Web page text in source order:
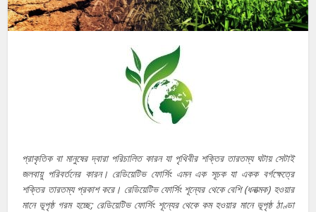
প্রাকৃতিক বা মানুষের দ্বারা পরিচালিত কারন যা পৃথিবীর শক্তির তারতম্য ঘটায় সেটাই
জলবায়ু পরিবর্তনের কারন। রেডিয়েটিভ ফোর্সিং এমন এক সূচক যা একক বর্গক্ষেত্রে
শক্তির তারতম্য প্রকাশ করে। রেডিয়েটিভ ফোর্সিং শূন্যের থেকে বেশি (ধনাত্মক) হওয়ার
মানে ভূপৃষ্ঠ গরম হচ্ছে; রেডিয়েটিভ ফোর্সিং শূন্যের থেকে কম হওয়ার মানে ভূপৃষ্ঠ ঠাণ্ডা